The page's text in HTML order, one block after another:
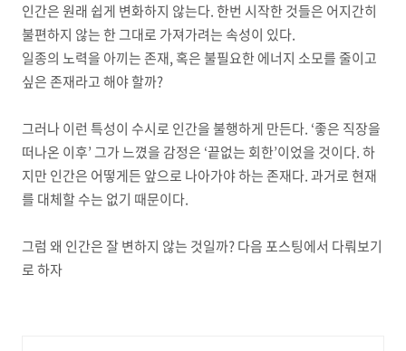
인간은 원래 쉽게 변화하지 않는다.한번 시작한 것들은 어지간히
불편하지 않는 한 그대로 가져가려는 속성이 있다.
일종의 노력을 아끼는 존재, 혹은 불필요한 에너지 소모를 줄이고
싶은 존재라고 해야 할까?
그러나 이런 특성이 수시로 인간을 불행하게 만든다. ‘좋은 직장을
떠나온 이후’그가 느꼈을 감정은 ‘끝없는 회한’이었을 것이다.하
지만 인간은 어떻게든 앞으로 나아가야 하는 존재다.과거로 현재
를 대체할 수는 없기 때문이다.
그럼 왜 인간은 잘 변하지 않는 것일까?다음 포스팅에서 다뤄보기
로 하자